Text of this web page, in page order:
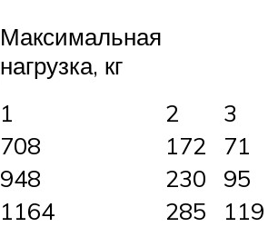
Максимальная
нагрузка, кг
1 2
3
708 172
71
948 230
95
1164 285
119